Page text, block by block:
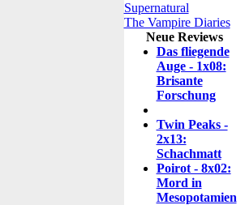
Supernatural
The Vampire Diaries
Neue Reviews
Das fliegende
Auge - 1x08:
Brisante
Forschung
Twin Peaks -
2x13:
Schachmatt
Poirot - 8x02:
Mord in
Mesopotamien